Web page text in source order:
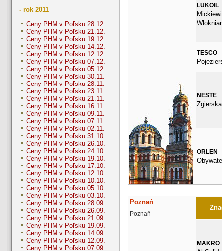
- rok 2011
Ceny PHM v Poľsku 28.12.
Ceny PHM v Poľsku 21.12.
Ceny PHM v Poľsku 19.12.
Ceny PHM v Poľsku 14.12.
Ceny PHM v Poľsku 12.12.
Ceny PHM v Poľsku 07.12.
Ceny PHM v Poľsku 05.12.
Ceny PHM v Poľsku 30.11.
Ceny PHM v Poľsku 28.11.
Ceny PHM v Poľsku 23.11.
Ceny PHM v Poľsku 21.11.
Ceny PHM v Poľsku 16.11.
Ceny PHM v Poľsku 09.11.
Ceny PHM v Poľsku 07.11.
Ceny PHM v Poľsku 02.11.
Ceny PHM v Poľsku 31.10.
Ceny PHM v Poľsku 26.10.
Ceny PHM v Poľsku 24.10.
Ceny PHM v Poľsku 19.10.
Ceny PHM v Poľsku 17.10.
Ceny PHM v Poľsku 12.10.
Ceny PHM v Poľsku 10.10.
Ceny PHM v Poľsku 05.10.
Ceny PHM v Poľsku 03.10.
Ceny PHM v Poľsku 28.09.
Ceny PHM v Poľsku 26.09.
Ceny PHM v Poľsku 21.09.
Ceny PHM v Poľsku 19.09.
Ceny PHM v Poľsku 14.09.
Ceny PHM v Poľsku 12.09.
Ceny PHM v Poľsku 07.09.
LUKOIL
TESCO
NESTE
ORLEN
Poznań
Poznaň
MAKRO